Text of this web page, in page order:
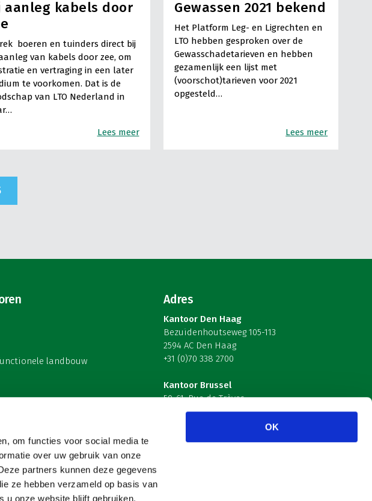
om functies voor social media te
over uw gebruik van onze
partners kunnen deze gegevens
ze hebben verzameld op basis van
u onze website blijft gebruiken.
OK
aanleg kabels door
boeren en tuinders direct bij
van kabels door zee, om
en vertraging in een later
te voorkomen. Dat is de
van LTO Nederland in
Lees meer
Gewassen 2021 bekend
Het Platform Leg- en Ligrechten en
LTO hebben gesproken over de
Gewasschadetarieven en hebben
gezamenlijk een lijst met
(voorschot)tarieven voor 2021
opgesteld…
Lees meer
landbouw
Adres
Kantoor Den Haag
Bezuidenhoutseweg 105-113
2594 AC Den Haag
+31 (0)70 338 2700
Kantoor Brussel
59-61, Rue de Trèves
B-1040 Brussel – België
Volg ons